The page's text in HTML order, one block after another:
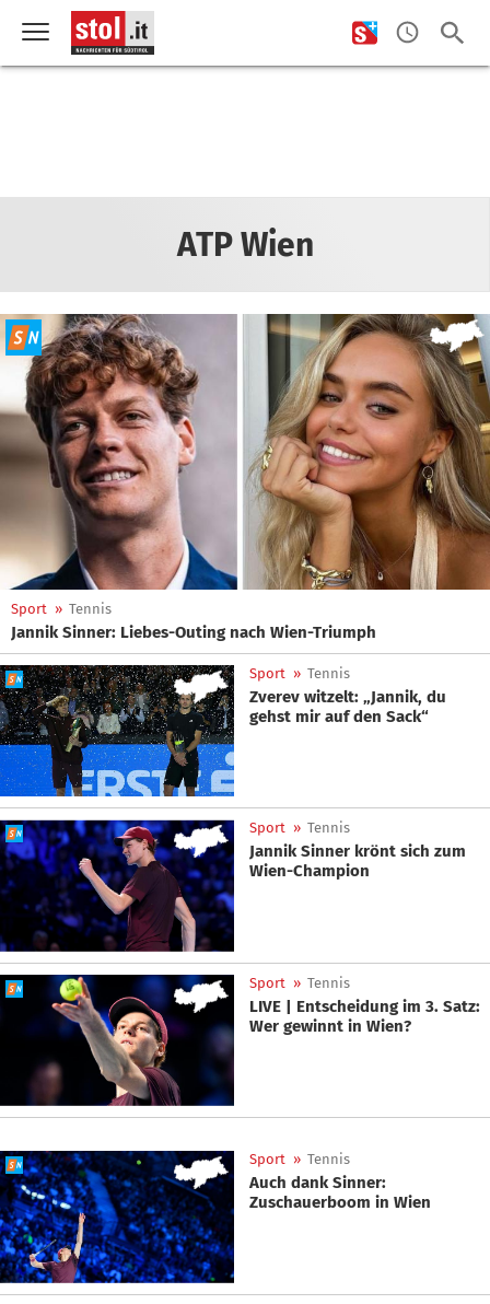
ATP Wien
Sport » Tennis
Jannik Sinner: Liebes-Outing nach Wien-Triumph
Sport » Tennis
Zverev witzelt: „Jannik, du
gehst mir auf den Sack“
Sport » Tennis
Jannik Sinner krönt sich zum
Wien-Champion
Sport » Tennis
LIVE | Entscheidung im 3. Satz:
Wer gewinnt in Wien?
Sport » Tennis
Auch dank Sinner:
Zuschauerboom in Wien